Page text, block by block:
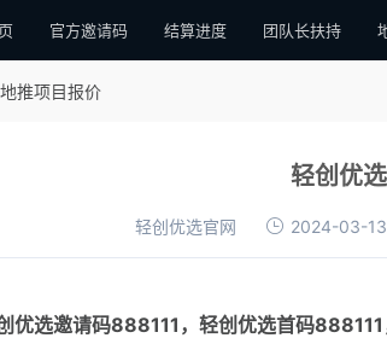
官方邀请码 结算进度 团队长扶持
地推项目报价
轻创优
轻创优选官网 2024-03-
优选邀请码888111， 轻创优选首码888111